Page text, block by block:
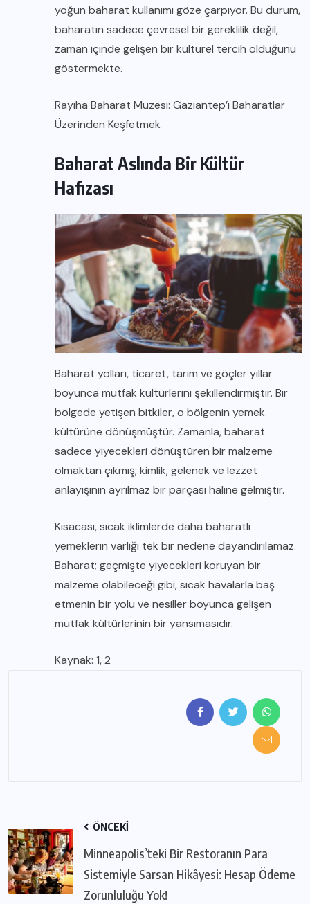
yoğun baharat kullanımı göze çarpıyor. Bu durum,
baharatın sadece çevresel bir gereklilik değil,
zaman içinde gelişen bir kültürel tercih olduğunu
göstermekte.
Rayiha Baharat Müzesi: Gaziantep’i Baharatlar
Üzerinden Keşfetmek
Baharat Aslında Bir Kültür
Hafızası
Baharat yolları, ticaret, tarım ve göçler yıllar
boyunca mutfak kültürlerini şekillendirmiştir. Bir
bölgede yetişen bitkiler, o bölgenin yemek
kültürüne dönüşmüştür. Zamanla, baharat
sadece yiyecekleri dönüştüren bir malzeme
olmaktan çıkmış; kimlik, gelenek ve lezzet
anlayışının ayrılmaz bir parçası haline gelmiştir.
Kısacası, sıcak iklimlerde daha baharatlı
yemeklerin varlığı tek bir nedene dayandırılamaz.
Baharat; geçmişte yiyecekleri koruyan bir
malzeme olabileceği gibi, sıcak havalarla baş
etmenin bir yolu ve nesiller boyunca gelişen
mutfak kültürlerinin bir yansımasıdır.
Kaynak: 1,2
ÖNCEKI
Minneapolis’teki Bir Restoranın Para
Sistemiyle Sarsan Hikâyesi: Hesap Ödeme
Zorunluluğu Yok!